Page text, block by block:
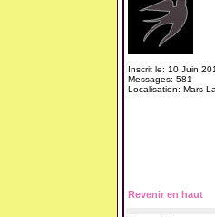
Inscrit le: 10 Juin
Messages: 581
Localisation: Mars
Revenir en haut